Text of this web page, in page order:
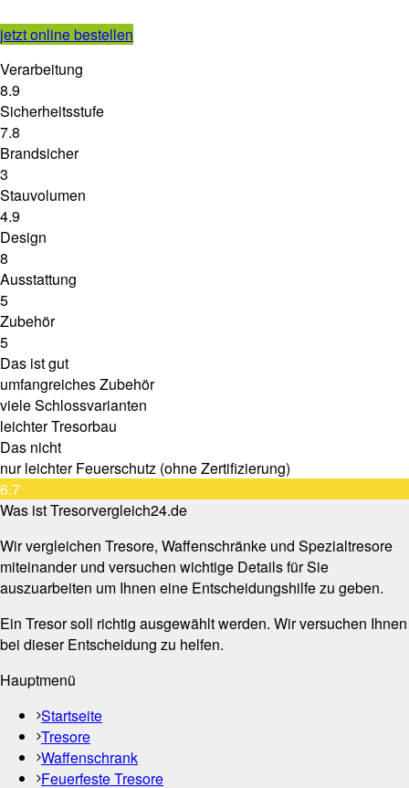
jetzt online bestellen
Verarbeitung
8.9
Sicherheitsstufe
7.8
Brandsicher
3
Stauvolumen
4.9
Design
8
Ausstattung
5
Zubehör
5
Das ist gut
umfangreiches Zubehör
viele Schlossvarianten
leichter Tresorbau
Das nicht
nur leichter Feuerschutz (ohne Zertifizierung)
6.7
Was ist Tresorvergleich24.de
Wir vergleichen Tresore, Waffenschränke und Spezialtresore
miteinander und versuchen wichtige Details für Sie
auszuarbeiten um Ihnen eine Entscheidungshilfe zu geben.
Ein Tresor soll richtig ausgewählt werden. Wir versuchen Ihnen
bei dieser Entscheidung zu helfen.
Hauptmenü
Startseite
Tresore
Waffenschrank
Feuerfeste Tresore